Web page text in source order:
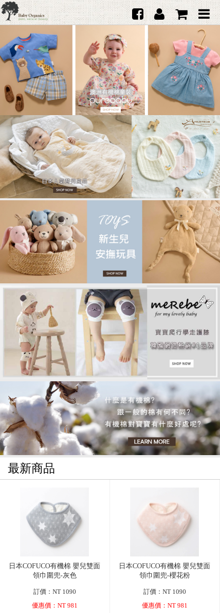
首頁
澳洲Purebaby有機棉
日本品牌育兒配件
韓國Merebe寶寶配件
嬰兒
女生
男生
禮品
服務據點
品牌故事
客服專區
最新商品
日本COFUCO有機棉 嬰兒雙面
領巾圍兜-灰色
訂價：NT 1090
優惠價：NT 981
日本COFUCO有機棉 嬰兒雙面
領巾圍兜-櫻花粉
訂價：NT 1090
優惠價：NT 981